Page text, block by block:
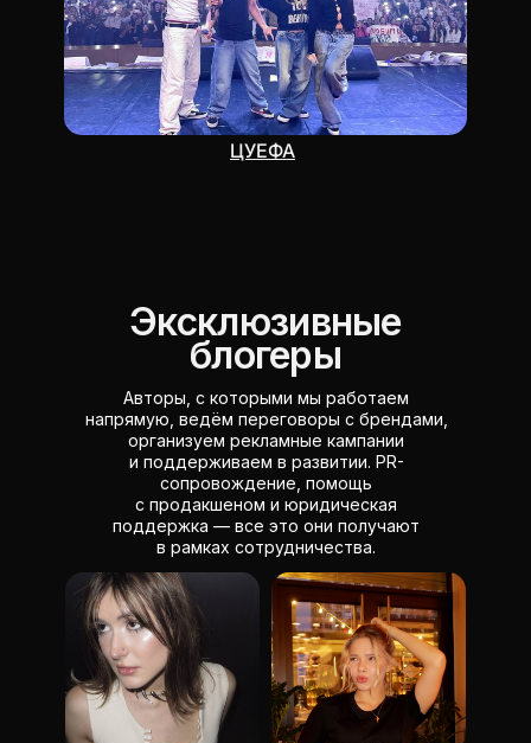
ЦУЕФА
Эксклюзивные
блогеры
Авторы, с которыми мы работаем
напрямую, ведём переговоры с брендами,
организуем рекламные кампании
и поддерживаем в развитии. PR-
сопровождение, помощь
с продакшеном и юридическая
поддержка — все это они получают
в рамках сотрудничества.